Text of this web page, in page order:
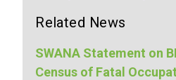
Related News
SWANA Statement on
Census of Fatal